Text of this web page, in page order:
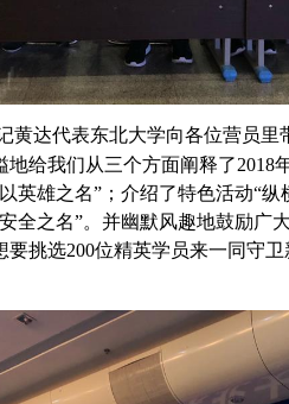
黄达代表东北大学向各位营员里
给我们从三个方面阐释了2018
英雄之名”；介绍了特色活动“纵
全之名”。并幽默风趣地鼓励广
挑选200位精英学员来一同守